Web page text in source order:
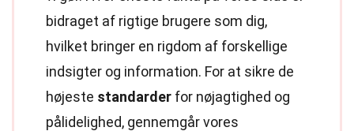
bidraget af rigtige brugere som dig,
hvilket bringer en rigdom af forskellige
indsigter og information. For at sikre de
højeste standarder for nøjagtighed og
pålidelighed, gennemgår vores